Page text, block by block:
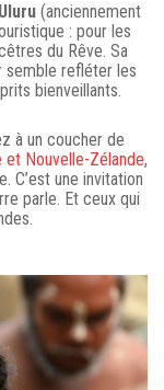
Uluru (anciennement
: pour les
du Rêve. Sa
semble refléter les
bienveillants.
à un coucher de
et Nouvelle-Zélande,
C’est une invitation
parle. Et ceux qui